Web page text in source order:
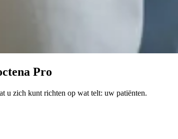
Pro
u zich kunt richten op wat telt: uw patiënten.